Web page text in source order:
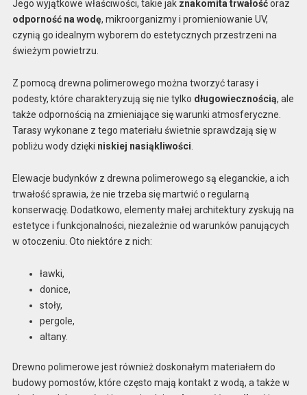
Jego wyjątkowe właściwości, takie jak znakomita trwałośćoraz
odporność na wodę, mikroorganizmy i promieniowanie UV,
czynią go idealnym wyborem do estetycznych przestrzeni na
świeżym powietrzu.
Z pomocą drewna polimerowego można tworzyć tarasy i
podesty, które charakteryzują się nie tylko długowiecznością, ale
także odpornością na zmieniające się warunki atmosferyczne.
Tarasy wykonane z tego materiału świetnie sprawdzają się w
pobliżu wody dzięki niskiej nasiąkliwości.
Elewacje budynków z drewna polimerowego są eleganckie, a ich
trwałość sprawia, że nie trzeba się martwić o regularną
konserwację. Dodatkowo, elementy małej architektury zyskują na
estetyce i funkcjonalności, niezależnie od warunków panujących
w otoczeniu. Oto niektóre z nich:
ławki,
donice,
stoły,
pergole,
altany.
Drewno polimerowe jest również doskonałym materiałem do
budowy pomostów, które często mają kontakt z wodą, a także w